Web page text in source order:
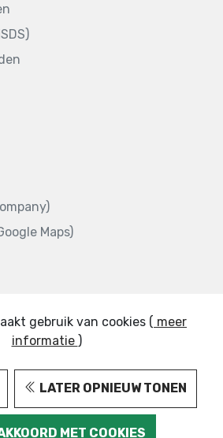
Maps)
gebruik van cookies ( meer
informatie )
LATER OPNIEUW TONEN
MET COOKIES